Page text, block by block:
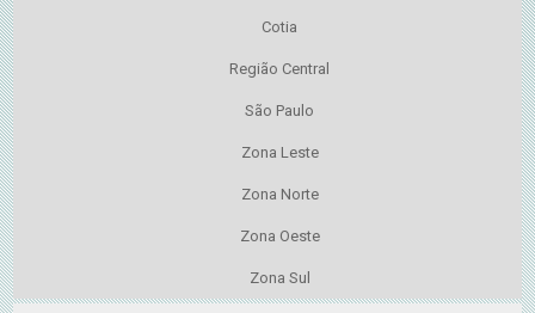
Cotia
Região Central
São Paulo
Zona Leste
Zona Norte
Zona Oeste
Zona Sul